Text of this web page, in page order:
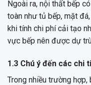
Ngoài ra, nội thất bếp
toàn như tủ bếp, mặt
khi tính chi phí cải tạo
vực bếp nên được dự
1.3 Chú ý đến các chi
Trong nhiều trường